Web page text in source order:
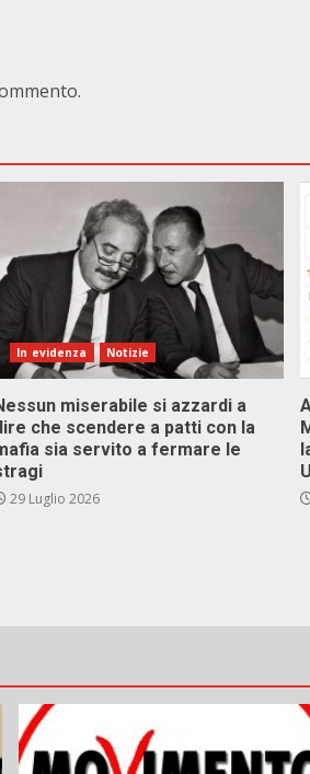
In evidenza Notizie
miserabile si azzardi a
che scendere a patti con la
sia servito a fermare le
29 Luglio 2026